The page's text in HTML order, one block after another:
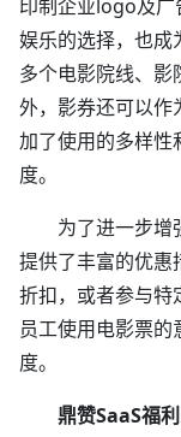
印制企业logo及广
娱乐的选择，也成
多个电影院线、
外，影券还可以作
加了使用的多样性
度。
为了进一步增
提供了丰富的优惠
折扣，或者参与特
员工使用电影票
度。
鼎赞SaaS福